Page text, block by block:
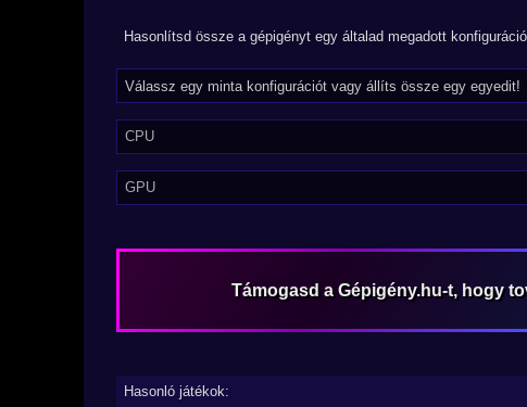
Hasonlítsd össze a gépigényt egy általad megadott
CPU
GPU
Támogasd a Gépigény.hu-t, hogy
Hasonló játékok: